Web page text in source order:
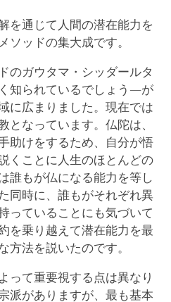
を通じて人間の潜在能力を
ソッドの集大成です。
のガウタマ・シッダールタ
知られているでしょう―が
に広まりました。現在では
となっています。仏陀は、
助けをするため、自分が悟
くことに人生のほとんどの
誰もが仏になる能力を等し
同時に、誰もがそれぞれ異
っていることにも気づいて
を乗り越えて潜在能力を最
方法を説いたのです。
って重要視する点は異なり
派がありますが、最も基本